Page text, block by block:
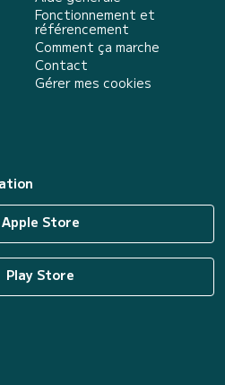
Fonctionnement et
référencement
Comment ça marche
Contact
Gérer mes cookies
Apple Store
Play Store